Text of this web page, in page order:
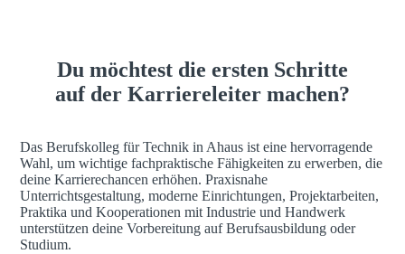
Du möchtest die ersten Schritte
auf der Karriereleiter machen?
Das Berufskolleg für Technik in Ahaus ist eine hervorragende
Wahl, um wichtige fachpraktische Fähigkeiten zu erwerben, die
deine Karrierechancen erhöhen. Praxisnahe
Unterrichtsgestaltung, moderne Einrichtungen, Projektarbeiten,
Praktika und Kooperationen mit Industrie und Handwerk
unterstützen deine Vorbereitung auf Berufsausbildung oder
Studium.